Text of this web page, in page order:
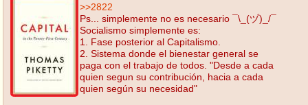
>>2822
Ps... simplemente no es necesario ¯\_(ヅ)_/¯
Socialismo simplemente es:
1. Fase posterior al Capitalismo.
2. Sistema donde el bienestar general se
paga con el trabajo de todos. "Desde a cada
quien segun su contribución, hacia a cada
quien según su necesidad"